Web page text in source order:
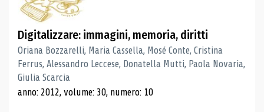
Digitalizzare: immagini, memoria, diritti
Oriana Bozzarelli, Maria Cassella, Mosé Conte, Cristina
Ferrus, Alessandro Leccese, Donatella Mutti, Paola Novaria,
Giulia Scarcia
anno: 2012, volume: 30, numero: 10